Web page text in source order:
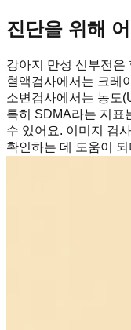
진단을 위해
강아지 만성 신부전은
혈액검사에서는 크레
소변검사에서는 농도
특히 SDMA라는 지표
수 있어요. 이미지 검
확인하는 데 도움이